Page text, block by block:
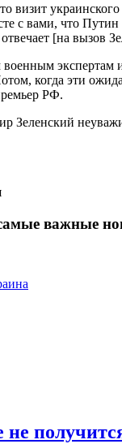
визит
с вами, что
[на вызов
когда эти
РФ.
Зеленский
важные
не